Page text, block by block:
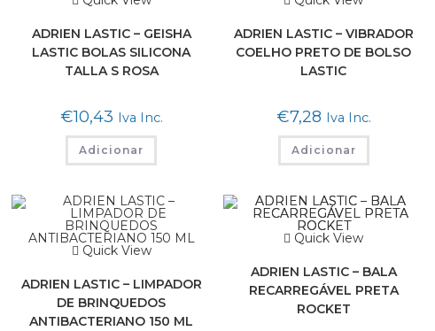
ADRIEN LASTIC – GEISHA
LASTIC BOLAS SILICONA
TALLA S ROSA
€10,43 Iva Inc.
Adicionar
ADRIEN LASTIC – VIBRADOR
COELHO PRETO DE BOLSO
LASTIC
€7,28 Iva Inc.
Adicionar
Quick View
ADRIEN LASTIC – LIMPADOR
DE BRINQUEDOS
ANTIBACTERIANO 150 ML
Quick View
ADRIEN LASTIC – BALA
RECARREGÁVEL PRETA
ROCKET